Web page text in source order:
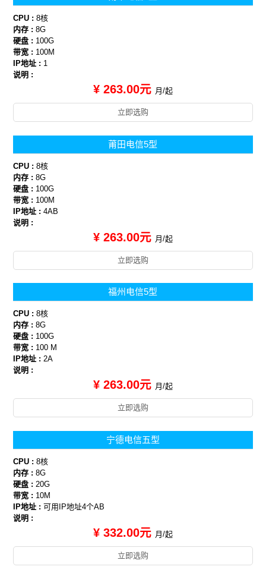
CPU :8核
内存 :8G
硬盘 : 100G
带宽 : 100M
IP地址 : 1
说明 :
¥ 263.00元 月/起
立即选购
莆田电信5型
CPU :8核
内存 :8G
硬盘 : 100G
带宽 : 100M
IP地址 :4AB
说明 :
¥ 263.00元 月/起
立即选购
福州电信5型
CPU :8核
内存 :8G
硬盘 : 100G
带宽 : 100 M
IP地址 :2A
说明 :
¥ 263.00元 月/起
立即选购
宁德电信五型
CPU :8核
内存 :8G
硬盘 : 20G
带宽 : 10M
IP地址 :可用IP地址4个AB
说明 :
¥ 332.00元 月/起
立即选购